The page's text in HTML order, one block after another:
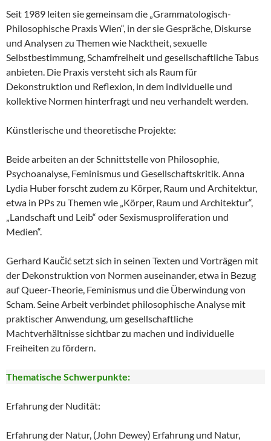
Seit 1989 leiten sie gemeinsam die „Grammatologisch-
Philosophische Praxis Wien“, in der sie Gespräche, Diskurse
und Analysen zu Themen wie Nacktheit, sexuelle
Selbstbestimmung, Schamfreiheit und gesellschaftliche Tabus
anbieten. Die Praxis versteht sich als Raum für
Dekonstruktion und Reflexion, in dem individuelle und
kollektive Normen hinterfragt und neu verhandelt werden.
Künstlerische und theoretische Projekte:
Beide arbeiten an der Schnittstelle von Philosophie,
Psychoanalyse, Feminismus und Gesellschaftskritik. Anna
Lydia Huber forscht zudem zu Körper, Raum und Architektur,
etwa in PPs zu Themen wie „Körper, Raum und Architektur“,
„Landschaft und Leib“ oder Sexismusproliferation und
Medien“.
Gerhard Kaučić setzt sich in seinen Texten und Vorträgen mit
der Dekonstruktion von Normen auseinander, etwa in Bezug
auf Queer-Theorie, Feminismus und die Überwindung von
Scham. Seine Arbeit verbindet philosophische Analyse mit
praktischer Anwendung, um gesellschaftliche
Machtverhältnisse sichtbar zu machen und individuelle
Freiheiten zu fördern.
Thematische Schwerpunkte:
Erfahrung der Nudität:
Erfahrung der Natur, (John Dewey) Erfahrung und Natur,